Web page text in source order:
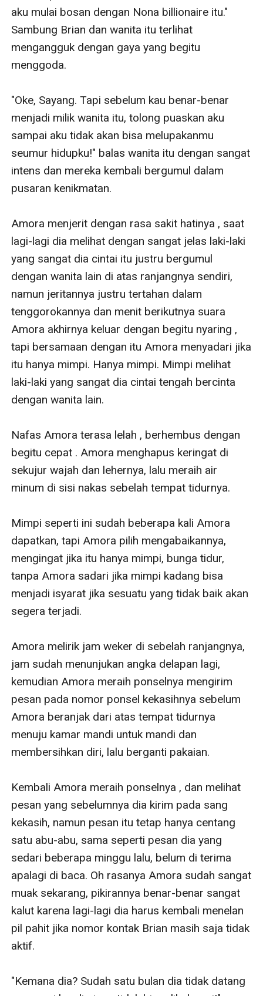
aku mulai bosan dengan Nona billionaire itu."
Sambung Brian dan wanita itu terlihat
mengangguk dengan gaya yang begitu
menggoda.
"Oke, Sayang. Tapi sebelum kau benar-benar
menjadi milik wanita itu, tolong puaskan aku
sampai aku tidak akan bisa melupakanmu
seumur hidupku!" balas wanita itu dengan sangat
intens dan mereka kembali bergumul dalam
pusaran kenikmatan.
Amora menjerit dengan rasa sakit hatinya , saat
lagi-lagi dia melihat dengan sangat jelas laki-laki
yang sangat dia cintai itu justru bergumul
dengan wanita lain di atas ranjangnya sendiri,
namun jeritannya justru tertahan dalam
tenggorokannya dan menit berikutnya suara
Amora akhirnya keluar dengan begitu nyaring ,
tapi bersamaan dengan itu Amora menyadari jika
itu hanya mimpi. Hanya mimpi. Mimpi melihat
laki-laki yang sangat dia cintai tengah bercinta
dengan wanita lain.
Nafas Amora terasa lelah , berhembus dengan
begitu cepat . Amora menghapus keringat di
sekujur wajah dan lehernya, lalu meraih air
minum di sisi nakas sebelah tempat tidurnya.
Mimpi seperti ini sudah beberapa kali Amora
dapatkan, tapi Amora pilih mengabaikannya,
mengingat jika itu hanya mimpi, bunga tidur,
tanpa Amora sadari jika mimpi kadang bisa
menjadi isyarat jika sesuatu yang tidak baik akan
segera terjadi.
Amora melirik jam weker di sebelah ranjangnya,
jam sudah menunjukan angka delapan lagi,
kemudian Amora meraih ponselnya mengirim
pesan pada nomor ponsel kekasihnya sebelum
Amora beranjak dari atas tempat tidurnya
menuju kamar mandi untuk mandi dan
membersihkan diri, lalu berganti pakaian.
Kembali Amora meraih ponselnya , dan melihat
pesan yang sebelumnya dia kirim pada sang
kekasih, namun pesan itu tetap hanya centang
satu abu-abu, sama seperti pesan dia yang
sedari beberapa minggu lalu, belum di terima
apalagi di baca. Oh rasanya Amora sudah sangat
muak sekarang, pikirannya benar-benar sangat
kalut karena lagi-lagi dia harus kembali menelan
pil pahit jika nomor kontak Brian masih saja tidak
aktif.
"Kemana dia? Sudah satu bulan dia tidak datang